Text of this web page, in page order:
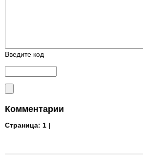
Введите код
Комментарии
Страница: 1 |